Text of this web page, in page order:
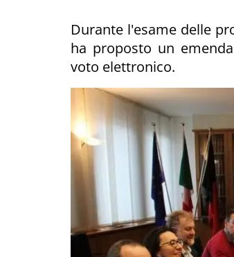
Durante l'esame delle
ha proposto un
voto elettronico.